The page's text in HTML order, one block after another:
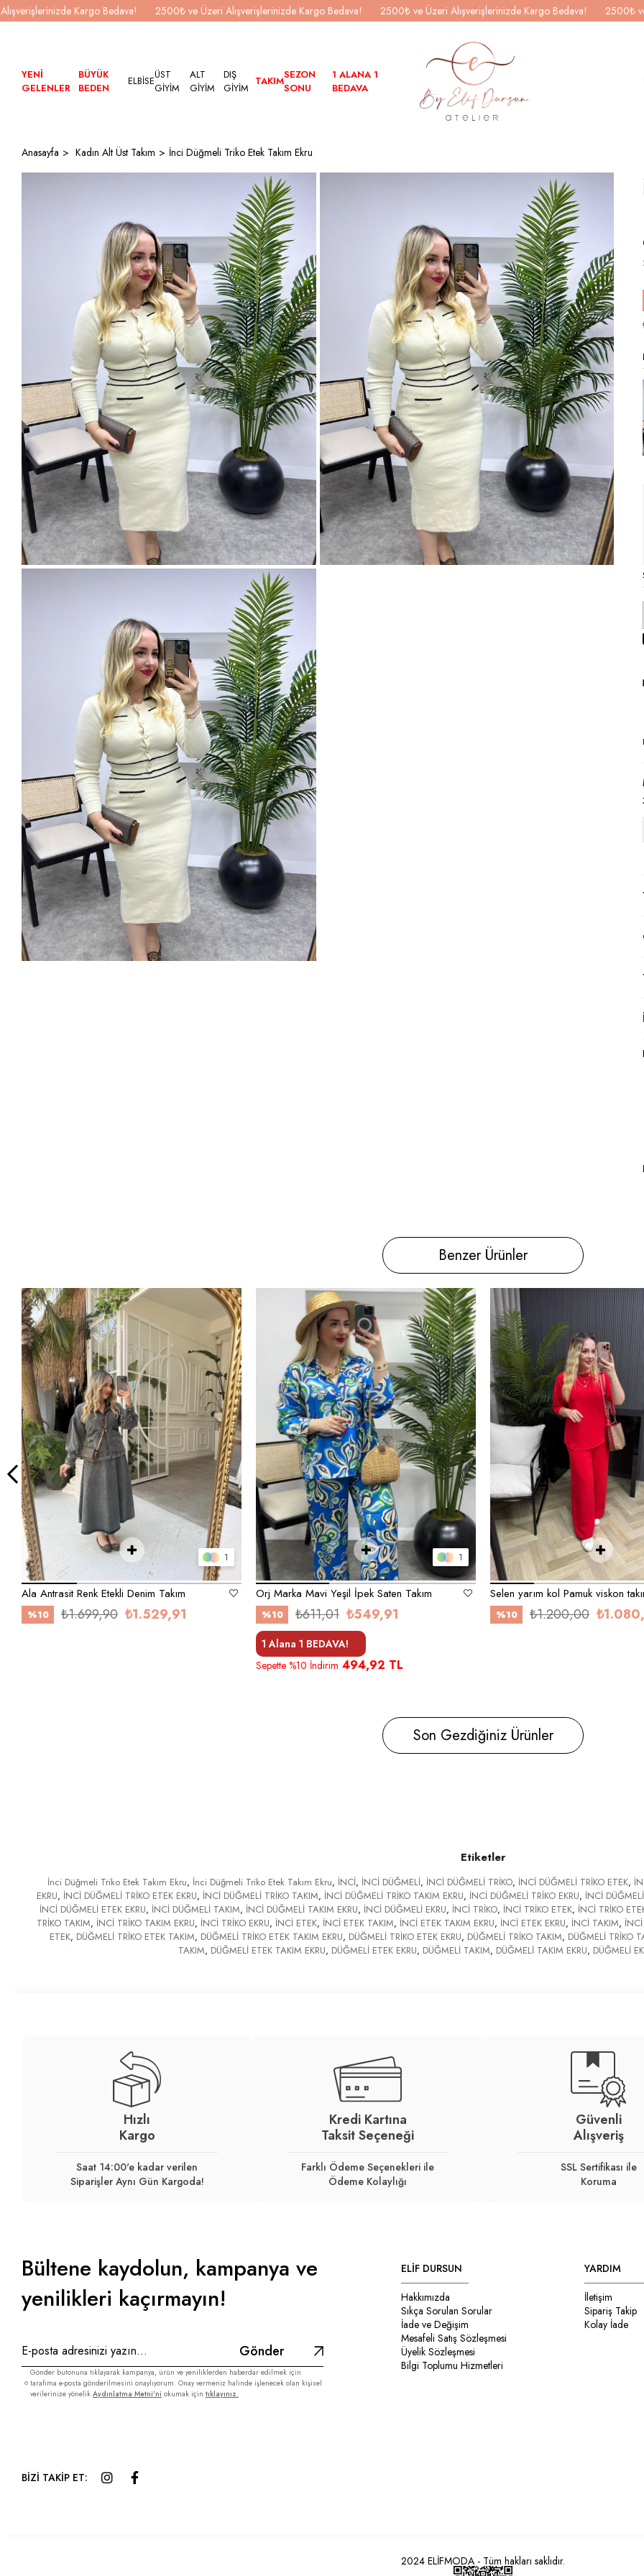
Kargo Bedava! 2500₺ ve Üzeri Alışverişlerinizde Kargo Bedava! 2500₺ ve Üzeri Alışverişlerinizde Kargo Bedava! 2500₺
YENİ
GELENLER
BÜYÜK
BEDEN
ELBİSEÜST
GİYİM
ALT
GİYİM
DIŞ
GİYİM TAKIMSEZON
SONU
1 ALANA 1
BEDAVA
Anasayfa Kadın Alt Üst Takım İnci Düğmeli Triko Etek Takım Ekru
Benzer Ürünler
1
Ala Antrasit Renk Etekli Denim Takım
%10 ₺1.529,91
₺1.699,90
1
Orj Marka Mavi Yeşil İpek Saten Takım
%10 ₺549,91
₺611,01
1 Alana 1 BEDAVA!
Sepette %10 İndirim 494,92 TL
%10 ₺1.200,00
Son Gezdiğiniz Ürünler
Etiketler
İnci Düğmeli Triko Etek Takım Ekru, İnci Düğmeli Triko Etek Takım Ekru, İNCİ, İNCİ DÜĞMELİ, İNCİ DÜĞMELİ TRİKO, İNCİ DÜĞMELİ TRİKO ETEK,
EKRU, İNCİ DÜĞMELİ TRİKO ETEK EKRU, İNCİ DÜĞMELİ TRİKO TAKIM, İNCİ DÜĞMELİ TRİKO TAKIM EKRU, İNCİ DÜĞMELİ TRİKO EKRU, İNCİ
İNCİ DÜĞMELİ ETEK EKRU, İNCİ DÜĞMELİ TAKIM, İNCİ DÜĞMELİ TAKIM EKRU, İNCİ DÜĞMELİ EKRU, İNCİ TRİKO, İNCİ TRİKO ETEK, İNCİ TRİKO
TRİKO TAKIM, İNCİ TRİKO TAKIM EKRU, İNCİ TRİKO EKRU, İNCİ ETEK, İNCİ ETEK TAKIM, İNCİ ETEK TAKIM EKRU, İNCİ ETEK EKRU, İNCİ TAKIM,
ETEK, DÜĞMELİ TRİKO ETEK TAKIM, DÜĞMELİ TRİKO ETEK TAKIM EKRU, DÜĞMELİ TRİKO ETEK EKRU, DÜĞMELİ TRİKO TAKIM, DÜĞMELİ TRİKO
TAKIM, DÜĞMELİ ETEK TAKIM EKRU, DÜĞMELİ ETEK EKRU, DÜĞMELİ TAKIM, DÜĞMELİ TAKIM EKRU, DÜĞMELİ
Hızlı
Kargo
Saat 14:00'e kadar verilen
Siparişler Aynı Gün Kargoda!
Kredi Kartına
Taksit Seçeneği
Farklı Ödeme Seçenekleri ile
Ödeme Kolaylığı
Güvenli
Alışveriş
SSL Sertifikası ile
Koruma
Bültene kaydolun, kampanya ve
yenilikleri kaçırmayın!
Gönder
Gönder butonuna tıklayarak kampanya, ürün ve yeniliklerden haberdar edilmek için
tarafıma e-posta gönderilmesini onaylıyorum. Onay vermeniz halinde işlenecek olan kişisel
verilerinize yönelik Aydınlatma Metni’ni okumak için tıklayınız.
BİZİ TAKİP ET:
ELİF DURSUN
Hakkımızda
Sıkça Sorulan Sorular
İade ve Değişim
Mesafeli Satış Sözleşmesi
Üyelik Sözleşmesi
Bilgi Toplumu Hizmetleri
YARDIM
İletişim
Sipariş Takip
Kolay İade
2024 ELİFMODA - Tüm hakları saklıdır.